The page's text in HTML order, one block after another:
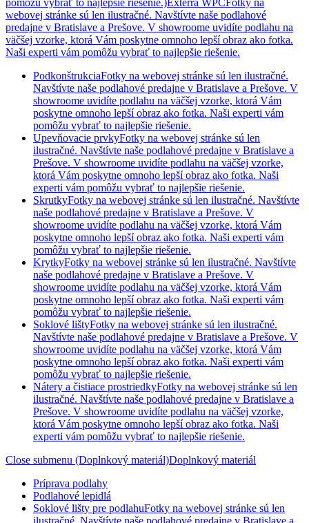
pomôžu vybrať to najlepšie riešenie.)Exterra WPCFotky na
webovej stránke sú len ilustračné. Navštívte naše podlahové
predajne v Bratislave a Prešove. V showroome uvidíte podlahu na
väčšej vzorke, ktorá Vám poskytne omnoho lepší obraz ako fotka.
Naši experti vám pomôžu vybrať to najlepšie riešenie.
PodkonštrukciaFotky na webovej stránke sú len ilustračné.
Navštívte naše podlahové predajne v Bratislave a Prešove. V
showroome uvidíte podlahu na väčšej vzorke, ktorá Vám
poskytne omnoho lepší obraz ako fotka. Naši experti vám
pomôžu vybrať to najlepšie riešenie.
Upevňovacie prvkyFotky na webovej stránke sú len
ilustračné. Navštívte naše podlahové predajne v Bratislave a
Prešove. V showroome uvidíte podlahu na väčšej vzorke,
ktorá Vám poskytne omnoho lepší obraz ako fotka. Naši
experti vám pomôžu vybrať to najlepšie riešenie.
SkrutkyFotky na webovej stránke sú len ilustračné. Navštívte
naše podlahové predajne v Bratislave a Prešove. V
showroome uvidíte podlahu na väčšej vzorke, ktorá Vám
poskytne omnoho lepší obraz ako fotka. Naši experti vám
pomôžu vybrať to najlepšie riešenie.
KrytkyFotky na webovej stránke sú len ilustračné. Navštívte
naše podlahové predajne v Bratislave a Prešove. V
showroome uvidíte podlahu na väčšej vzorke, ktorá Vám
poskytne omnoho lepší obraz ako fotka. Naši experti vám
pomôžu vybrať to najlepšie riešenie.
Soklové lištyFotky na webovej stránke sú len ilustračné.
Navštívte naše podlahové predajne v Bratislave a Prešove. V
showroome uvidíte podlahu na väčšej vzorke, ktorá Vám
poskytne omnoho lepší obraz ako fotka. Naši experti vám
pomôžu vybrať to najlepšie riešenie.
Nátery a čistiace prostriedkyFotky na webovej stránke sú len
ilustračné. Navštívte naše podlahové predajne v Bratislave a
Prešove. V showroome uvidíte podlahu na väčšej vzorke,
ktorá Vám poskytne omnoho lepší obraz ako fotka. Naši
experti vám pomôžu vybrať to najlepšie riešenie.
Close submenu (Doplnkový materiál)Doplnkový materiál
Príprava podlahy
Podlahové lepidlá
Soklové lišty pre podlahuFotky na webovej stránke sú len